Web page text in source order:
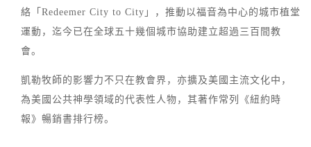
絡「Redeemer City to City」，推動以福音為中心的城市植堂
運動，迄今已在全球五十幾個城市協助建立超過三百間教
會。
凱勒牧師的影響力不只在教會界，亦擴及美國主流文化中，
為美國公共神學領域的代表性人物，其著作常列《紐約時
報》暢銷書排行榜。